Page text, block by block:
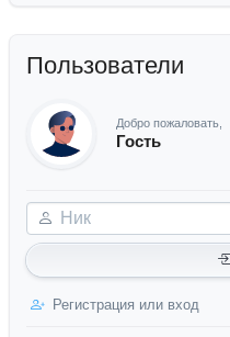
Пользователи
Добро пожаловать,
Гость
Ник
Регистрация или вход